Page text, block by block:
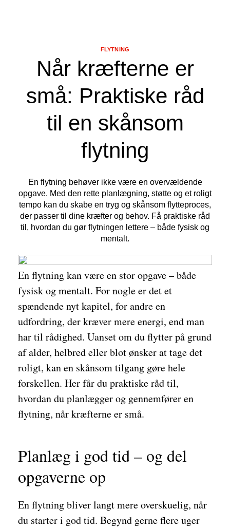
Når kræfterne er
små: Praktiske råd
til en skånsom
flytning
FLYTNING
En flytning behøver ikke være en overvældende
opgave. Med den rette planlægning, støtte og et roligt
tempo kan du skabe en tryg og skånsom flytteproces,
der passer til dine kræfter og behov. Få praktiske råd
til, hvordan du gør flytningen lettere – både fysisk og
mentalt.
En flytning kan være en stor opgave – både
fysisk og mentalt. For nogle er det et
spændende nyt kapitel, for andre en
udfordring, der kræver mere energi, end man
har til rådighed. Uanset om du flytter på grund
af alder, helbred eller blot ønsker at tage det
roligt, kan en skånsom tilgang gøre hele
forskellen. Her får du praktiske råd til,
hvordan du planlægger og gennemfører en
flytning, når kræfterne er små.
Planlæg i god tid – og del
opgaverne op
En flytning bliver langt mere overskuelig, når
du starter i god tid. Begynd gerne flere uger